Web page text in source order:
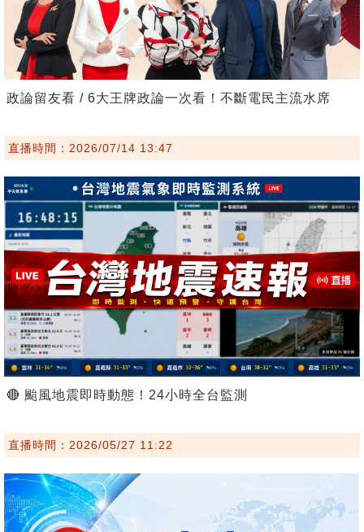
政論留友看 / 6大王牌政論一次看！不斷電民主流水席
直播時間：2026/07/14 13:47
🔴 颱風地震即時動態！24小時全台監測
直播時間：2026/05/27 11:22